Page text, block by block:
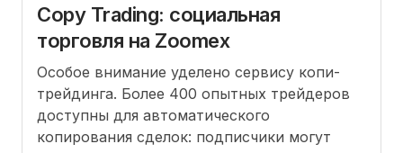
Copy Trading: социальная
торговля на Zoomex
Особое внимание уделено сервису копи-
трейдинга. Более 400 опытных трейдеров
доступны для автоматического
копирования сделок: подписчики могут